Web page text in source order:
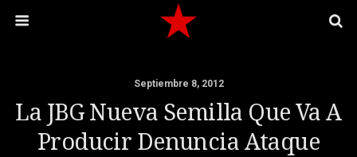
Septiembre 8, 2012
La JBG Nueva Semilla Que Va A
Producir Denuncia Ataque